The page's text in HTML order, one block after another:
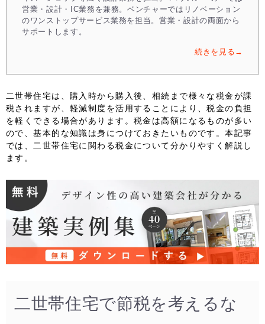
営業・設計・IC業務を兼務。ベンチャーではリノベーション
のワンストップサービス業務を担当。営業・設計の両面から
サポートします。
続きを見る→
二世帯住宅は、購入時から購入後、相続まで様々な税金が課
税されますが、軽減制度を活用することにより、税金の負担
を軽くできる場合があります。税金は高額になるものが多い
ので、基本的な知識は身につけておきたいものです。本記事
では、二世帯住宅に関わる税金について分かりやすく解説し
ます。
二世帯住宅で節税を考えるな